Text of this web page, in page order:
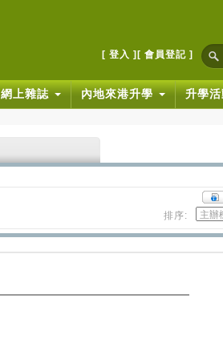
[ 登入 ] [ 會員登記 ]
網上雜誌 內地來港升學 升學
排序: